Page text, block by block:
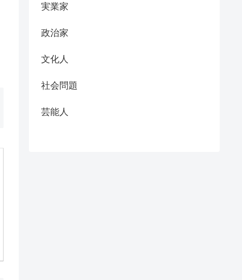
実業家
政治家
文化人
社会問題
芸能人